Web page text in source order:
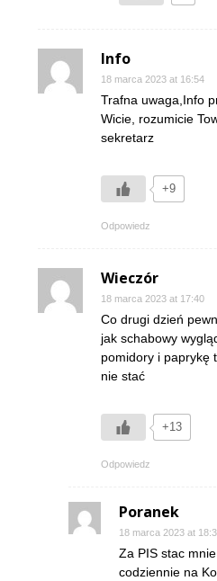
Info
18 marca 2023 at 16:54
Trafna uwaga,Info
Wicie, rozumicie
sekretarz
+9
Odpowiedz
Wieczór
18 marca 2023 at 17:40
Co drugi dzień
jak schabowy
pomidory i paprykę
nie stać
+13
Odpowiedz
Poranek
18 marca 2023 at
Za PIS stac
codziennie na